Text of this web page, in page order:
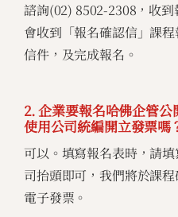
諮詢(02) 8502-2308 ，收
會收到「報名確認信」課
信件，及完成報名。
2. 企業要報名哈佛企管公
使用公司統編開立發票嗎
可以。填寫報名表時，請
司抬頭即可，我們將於課
電子發票。